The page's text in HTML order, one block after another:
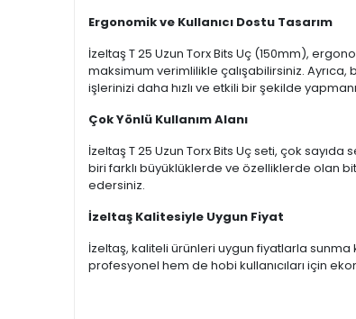
Ergonomik ve Kullanıcı Dostu Tasarım
İzeltaş T 25 Uzun Torx Bits Uç (150mm),
maksimum verimlilikle çalışabilirsiniz. Ayrıca,
işlerinizi daha hızlı ve etkili bir şekilde
Çok Yönlü Kullanım Alanı
İzeltaş T 25 Uzun Torx Bits Uç seti, çok
biri farklı büyüklüklerde ve özelliklerde olan
edersiniz.
İzeltaş Kalitesiyle Uygun Fiyat
İzeltaş, kaliteli ürünleri uygun fiyatlarla sunma
profesyonel hem de hobi kullanıcıları için